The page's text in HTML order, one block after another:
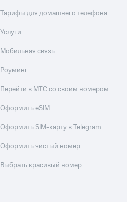
Тарифы для домашнего телефона
Услуги
Мобильная связь
Роуминг
Перейти в МТС со своим номером
Оформить eSIM
Оформить SIM-карту в Telegram
Оформить чистый номер
Выбрать красивый номер